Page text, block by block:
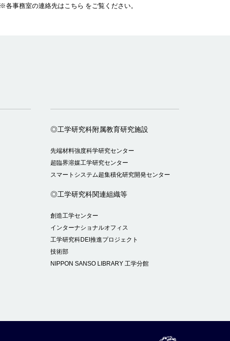
※各事務室の連絡先はこちら をご覧ください。
◎工学研究科附属教育研究施設
先端材料強度科学研究センター
超臨界溶媒工学研究センター
スマートシステム超集積化研究開発センター
◎工学研究科関連組織等
創造工学センター
インターナショナルオフィス
工学研究科DEI推進プロジェクト
技術部
NIPPON SANSO LIBRARY 工学分館